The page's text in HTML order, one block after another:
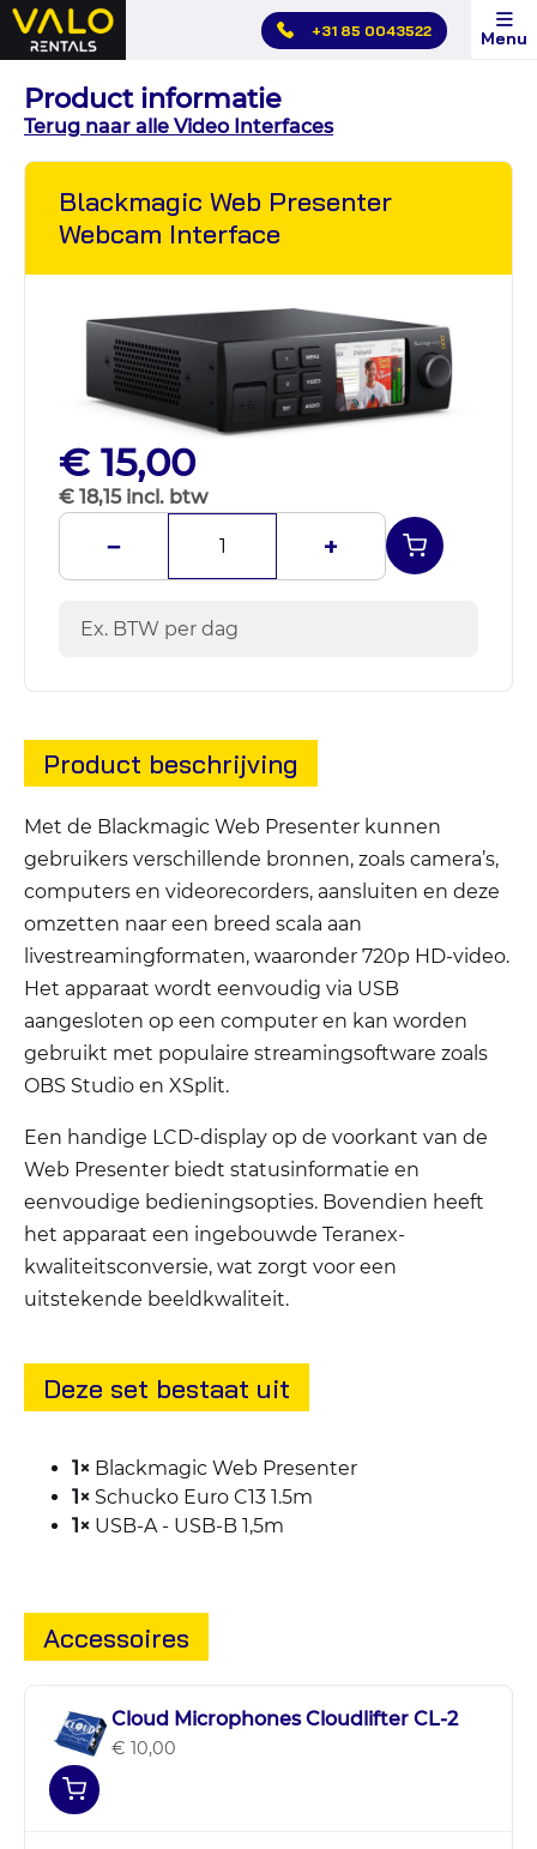
Hoofdmenu
overslaan
+31 85 0043522 Menu
Product informatie
Terug naar alle Video Interfaces
Blackmagic Web Presenter
Webcam Interface
€ 15,00
€ 18,15 incl. btw
− +
Ex. BTW per dag
Product beschrijving
Met de Blackmagic Web Presenter kunnen
gebruikers verschillende bronnen, zoals camera’s,
computers en videorecorders, aansluiten en deze
omzetten naar een breed scala aan
livestreamingformaten, waaronder 720p HD-video.
Het apparaat wordt eenvoudig via USB
aangesloten op een computer en kan worden
gebruikt met populaire streamingsoftware zoals
OBS Studio en XSplit.
Een handige LCD-display op de voorkant van de
Web Presenter biedt statusinformatie en
eenvoudige bedieningsopties. Bovendien heeft
het apparaat een ingebouwde Teranex-
kwaliteitsconversie, wat zorgt voor een
uitstekende beeldkwaliteit.
Deze set bestaat uit
1× Blackmagic Web Presenter
1× Schucko Euro C13 1.5m
1× USB-A - USB-B 1,5m
Accessoires
Cloud Microphones Cloudlifter CL-2
€ 10,00